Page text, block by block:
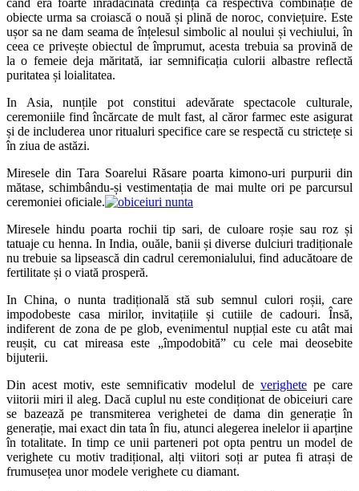
când era foarte înrădăcinată credința că respectiva combinație de
obiecte urma sa croiască o nouă și plină de noroc, conviețuire. Este
ușor sa ne dam seama de înțelesul simbolic al noului și vechiului, în
ceea ce privește obiectul de împrumut, acesta trebuia sa provină de
la o femeie deja măritată, iar semnificația culorii albastre reflectă
puritatea și loialitatea.
In Asia, nunțile pot constitui adevărate spectacole culturale,
ceremoniile find încărcate de mult fast, al căror farmec este asigurat
și de includerea unor ritualuri specifice care se respectă cu strictețe si
în ziua de astăzi.
Miresele din Tara Soarelui Răsare poarta kimono-uri purpurii din
mătase, schimbându-și vestimentația de mai multe ori pe parcursul
ceremoniei oficiale.
Miresele hindu poarta rochii tip sari, de culoare roșie sau roz și
tatuaje cu henna. In India, ouăle, banii și diverse dulciuri tradiționale
nu trebuie sa lipsească din cadrul ceremonialului, find aducătoare de
fertilitate și o viată prosperă.
In China, o nunta tradițională stă sub semnul culori roșii, care
impodobeste casa mirilor, invitațiile și cutiile de cadouri. Însă,
indiferent de zona de pe glob, evenimentul nupțial este cu atât mai
reușit, cu cat mireasa este „împodobită” cu cele mai deosebite
bijuterii.
Din acest motiv, este semnificativ modelul de verighetepe care
viitorii miri il aleg. Dacă cuplul nu este condiționat de obiceiuri care
se bazează pe transmiterea verighetei de dama din generație în
generație, mai exact din tata în fiu, atunci alegerea inelelor ii aparține
în totalitate. In timp ce unii parteneri pot opta pentru un model de
verighete cu motiv tradițional, alți viitori soți ar putea fi atrași de
frumusețea unor modele verighete cu diamant.